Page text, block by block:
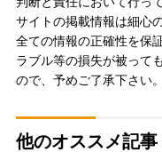
サイトの掲載情報は細心
全ての情報の正確性を保
ラブル等の損失が被って
ので、予めご了承下さい。
他のオススメ記事